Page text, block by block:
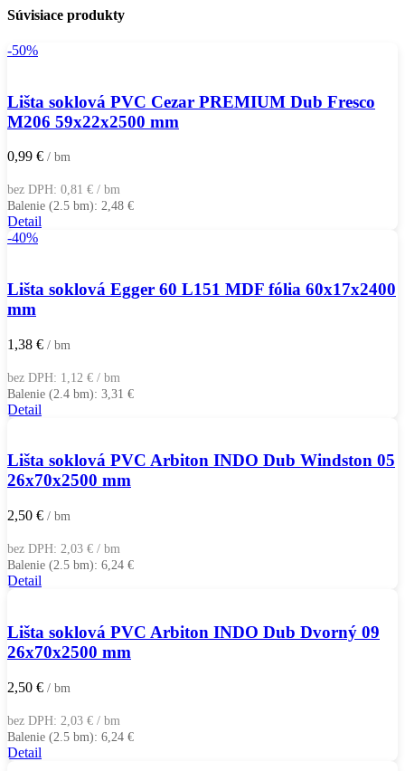
Súvisiace produkty
-50%
Lišta soklová PVC Cezar PREMIUM Dub Fresco
M206 59x22x2500 mm
0,99 € / bm
bez DPH: 0,81 € / bm
Balenie (2.5 bm): 2,48 €
Detail
-40%
Lišta soklová Egger 60 L151 MDF fólia 60x17x2400
mm
1,38 € / bm
bez DPH: 1,12 € / bm
Balenie (2.4 bm): 3,31 €
Detail
Lišta soklová PVC Arbiton INDO Dub Windston 05
26x70x2500 mm
2,50 € / bm
bez DPH: 2,03 € / bm
Balenie (2.5 bm): 6,24 €
Detail
Lišta soklová PVC Arbiton INDO Dub Dvorný 09
26x70x2500 mm
2,50 € / bm
bez DPH: 2,03 € / bm
Balenie (2.5 bm): 6,24 €
Detail